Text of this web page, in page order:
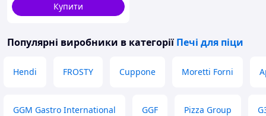
Купити
Популярні виробники в категорії Печі для піци
Hendi FROSTY Cuppone Moretti Forni
GGM Gastro International GGF Pizza Group